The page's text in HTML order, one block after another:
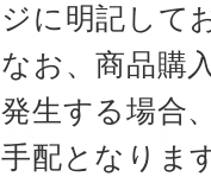
ジに明記して
なお、商品購
発生する場合
手配となりま